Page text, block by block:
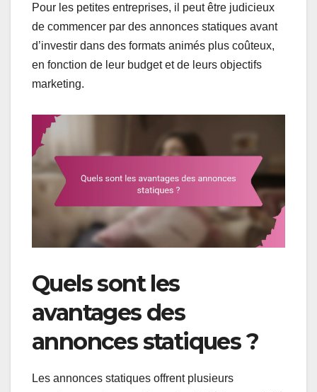
Pour les petites entreprises, il peut être judicieux
de commencer par des annonces statiques avant
d’investir dans des formats animés plus coûteux,
en fonction de leur budget et de leurs objectifs
marketing.
Quels sont les
avantages des
annonces statiques ?
Les annonces statiques offrent plusieurs